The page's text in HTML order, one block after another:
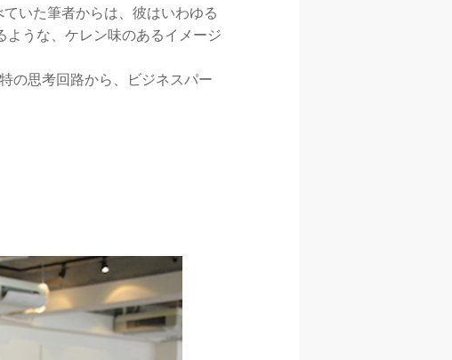
いた筆者からは、彼はいわゆる
ような、ケレン味のあるイメージ
の思考回路から、ビジネスパー